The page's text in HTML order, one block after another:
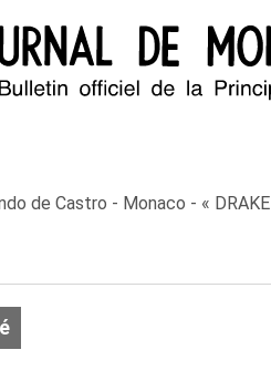
de Castro - Monaco - «